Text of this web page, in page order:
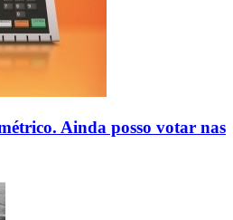
Ainda posso votar nas